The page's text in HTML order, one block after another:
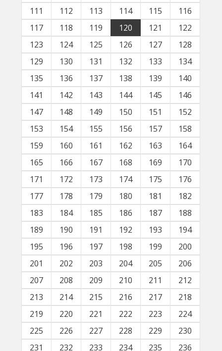
111
112 113 114 115
116
117
118 119 120 121
122
123
124 125 126 127
128
129
130 131 132 133
134
135
136 137 138 139
140
141
142 143 144 145
146
147
148 149 150 151
152
153
154 155 156 157
158
159
160 161 162 163
164
165
166 167 168 169
170
171
172 173 174 175
176
177
178 179 180 181
182
183
184 185 186 187
188
189
190 191 192 193
194
195
196 197 198 199
200
201
202 203 204 205
206
207
208 209 210 211
212
213
214 215 216 217
218
219
220 221 222 223
224
225
226 227 228 229
230
231
232 233 234 235
236